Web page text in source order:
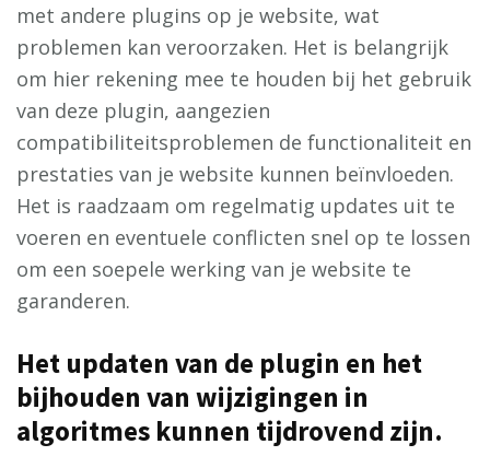
met andere plugins op je website, wat
problemen kan veroorzaken. Het is belangrijk
om hier rekening mee te houden bij het gebruik
van deze plugin, aangezien
compatibiliteitsproblemen de functionaliteit en
prestaties van je website kunnen beïnvloeden.
Het is raadzaam om regelmatig updates uit te
voeren en eventuele conflicten snel op te lossen
om een soepele werking van je website te
garanderen.
Het updaten van de plugin en het
bijhouden van wijzigingen in
algoritmes kunnen tijdrovend zijn.